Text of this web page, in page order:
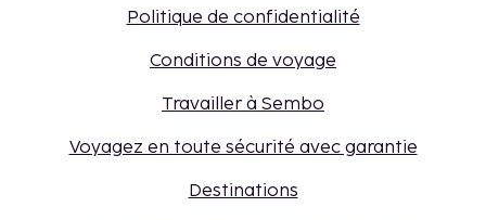
Politique de confidentialité
Conditions de voyage
Travailler à Sembo
Voyagez en toute sécurité avec garantie
Destinations